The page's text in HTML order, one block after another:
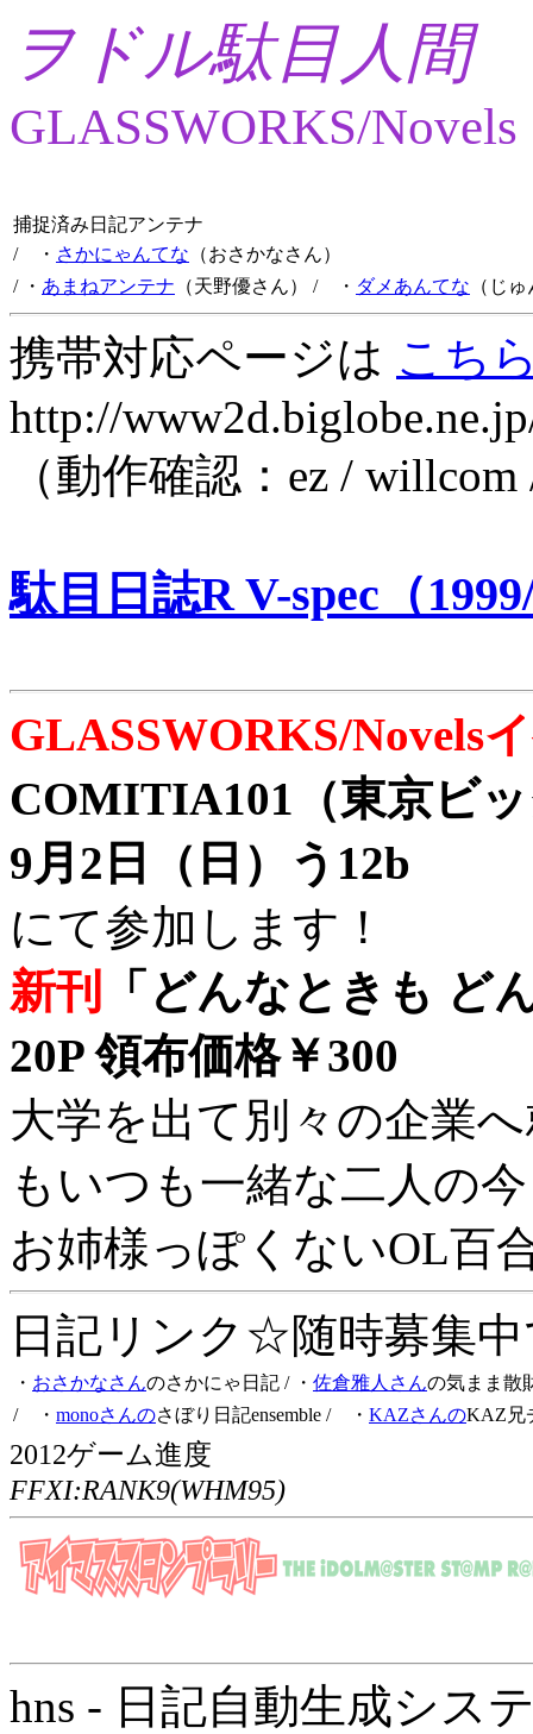
ヲドル駄目人間
GLASSWORKS/Novels
捕捉済み日記アンテナ
/ ・ さかにゃんてな （おさかなさん）
/ ・ あまねアンテナ （天野優さん） / ・ ダメあんてな （じ
携帯対応ページは こち
http://
（動作確認：ez /
駄目日誌R V-spec（
GLASSWORKS/Novels
COMITIA101（東京ビ
9月2日（日）う12b
にて参加します！
新刊
「どんなときも ど
20P 領布価格￥300
大学を出て別々の企業
もいつも一緒な二人の
お姉様っぽくないOL百
日記リンク☆随時募集
・ おさかなさんのさかにゃ日記 / ・ 佐倉雅人さんの気まま散
/ ・ monoさんのさぼり日記ensemble / ・ KAZさんのKAZ兄
2012ゲーム進度
FFXI:RANK9(WHM95)
hns - 日記自動生成シス